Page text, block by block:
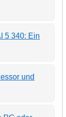
5 340: Ein
und